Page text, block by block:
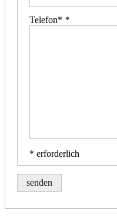
Telefon* *
* erforderlich